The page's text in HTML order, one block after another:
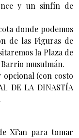
y un sinfín de
donde podemos
de las Figuras de
la Plaza de
Barrio musulmán.
(con costo
DE LA DINASTÍA
Xi’an para tomar